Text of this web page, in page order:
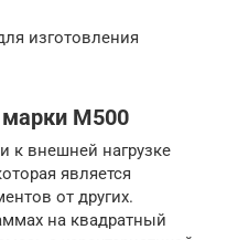
изготовления
марки М500
к внешней нагрузке
является
от других.
на квадратный